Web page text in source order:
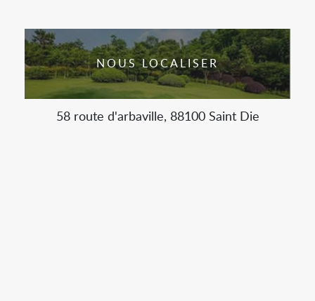
NOUS LOCALISER
58 route d'arbaville, 88100 Saint Die